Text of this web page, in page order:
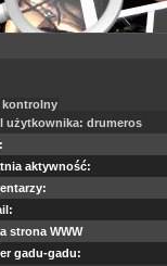
kontrolny
użytkownika: drumeros
aktywność:
strona WWW
gadu-gadu: